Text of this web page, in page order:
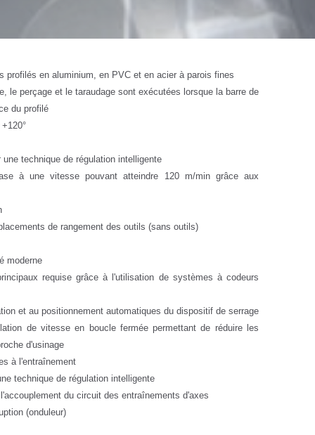
profilés en aluminium, en PVC et en acier à parois fines
le perçage et le taraudage sont exécutées lorsque la barre de
du profilé
technique de régulation intelligente
à une vitesse pouvant atteindre 120 m/min grâce aux
de rangement des outils (sans outils)
moderne
requise grâce à l'utilisation de systèmes à codeurs
et au positionnement automatiques du dispositif de serrage
de vitesse en boucle fermée permettant de réduire les
d'usinage
à l'entraînement
technique de régulation intelligente
du circuit des entraînements d'axes
(onduleur)